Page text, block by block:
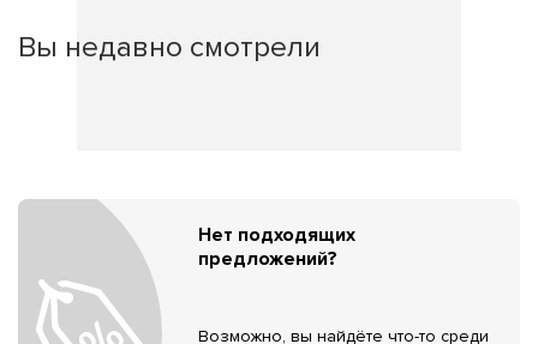
Вы недавно смотрели
Нет подходящих
предложений?
Возможно, вы найдёте что-то среди